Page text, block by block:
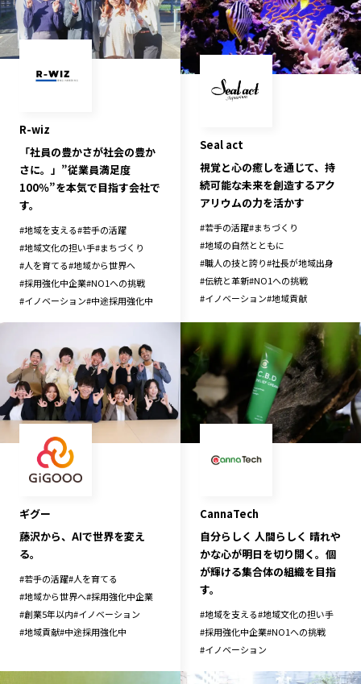
R-wiz
「社員の豊かさが社会の豊か
さに。」”従業員満足度
100％”を本気で目指す会社で
す。
#地域を支える#若手の活躍
#地域文化の担い手#まちづくり
#人を育てる#地域から世界へ
#採用強化中企業#NO1への挑戦
#イノベーション#中途採用強化中
Seal act
視覚と心の癒しを通じて、持
続可能な未来を創造するアク
アリウムの力を活かす
#若手の活躍#まちづくり
#地域の自然とともに
#職人の技と誇り#社長が地域出身
#伝統と革新#NO1への挑戦
#イノベーション#地域貢献
ギグー
藤沢から、AIで世界を変え
る。
#若手の活躍#人を育てる
#地域から世界へ#採用強化中企業
#創業5年以内#イノベーション
#地域貢献#中途採用強化中
CannaTech
自分らしく 人間らしく 晴れや
かな心が明日を切り開く。個
が輝ける集合体の組織を目指
す。
#地域を支える#地域文化の担い手
#採用強化中企業#NO1への挑戦
#イノベーション